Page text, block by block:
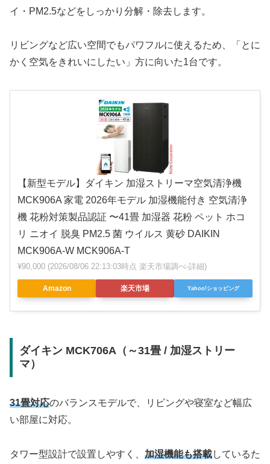
イ・PM2.5などをしっかり分解・除去します。
リビングなど広い空間でもパワフルに使えるため、「とに
かく空気をきれいにしたい」方に向いた1台です。
【新型モデル】ダイキン 加湿ストリーマ空気清浄機
MCK906A 家電 2026年モデル 加湿機能付き 空気清浄
機 花粉対策製品認証 〜41畳 加湿器 花粉 ペット ホコ
リ ニオイ 脱臭 PM2.5 菌 ウイルス 黄砂 DAIKIN
MCK906A-W MCK906A-T
¥90,000 (2026/08/06 22:13:03時点 楽天市場調べ-詳細)
Amazon 楽天市場 Yahoo!ショッピング
ダイキン MCK706A（～31畳 / 加湿ストリー
マ）
31畳対応のバランスモデルで、リビングや寝室など幅広
い部屋に対応。
タワー型設計で設置しやすく、 加湿機能も搭載しているた